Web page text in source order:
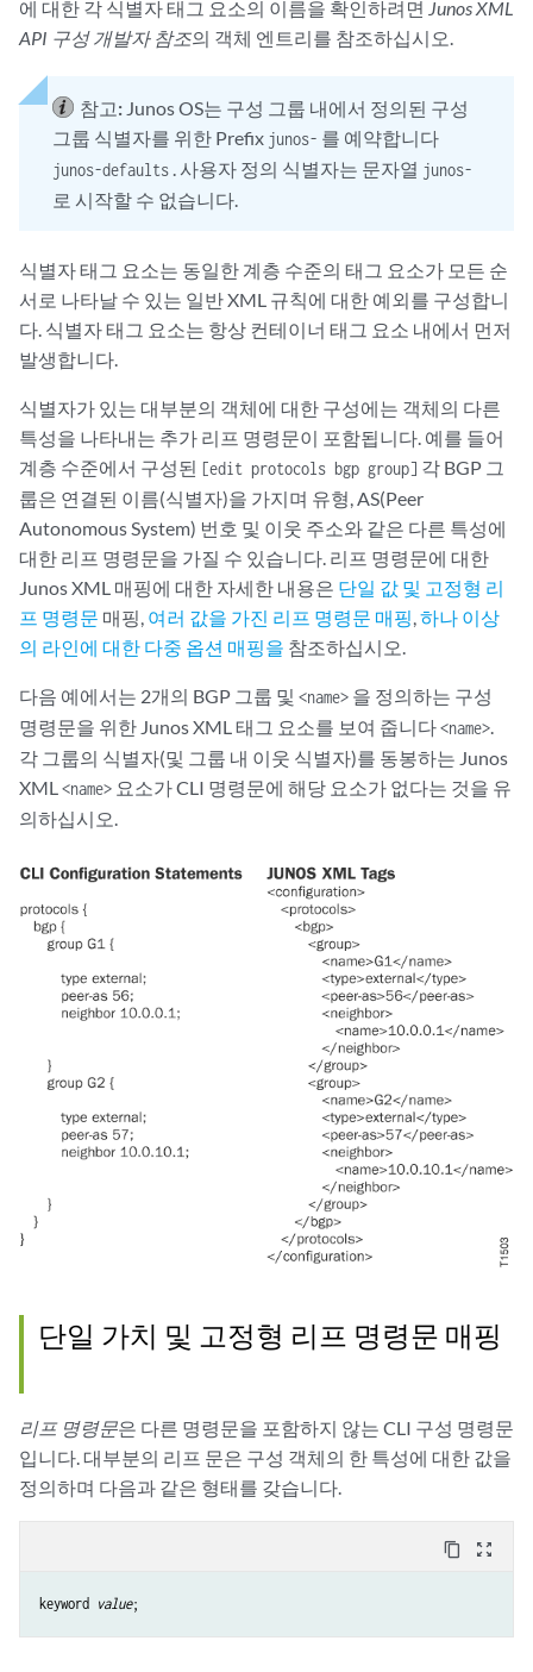
에 대한 각 식별자 태그 요소의 이름을 확인하려면 Junos XML
API 구성 개발자 참조의 객체 엔트리를 참조하십시오.
참고: Junos OS는 구성 그룹 내에서 정의된 구성
그룹 식별자를 위한 Prefix junos- 를 예약합니다
junos-defaults . 사용자 정의 식별자는 문자열 junos-
로 시작할 수 없습니다.
식별자 태그 요소는 동일한 계층 수준의 태그 요소가 모든 순
서로 나타날 수 있는 일반 XML 규칙에 대한 예외를 구성합니
다. 식별자 태그 요소는 항상 컨테이너 태그 요소 내에서 먼저
발생합니다.
식별자가 있는 대부분의 객체에 대한 구성에는 객체의 다른
특성을 나타내는 추가 리프 명령문이 포함됩니다. 예를 들어
계층 수준에서 구성된 [edit protocols bgp group] 각 BGP 그
룹은 연결된 이름(식별자)을 가지며 유형, AS(Peer
Autonomous System) 번호 및 이웃 주소와 같은 다른 특성에
대한 리프 명령문을 가질 수 있습니다. 리프 명령문에 대한
Junos XML 매핑에 대한 자세한 내용은 단일 값 및 고정형 리
프 명령문 매핑, 여러 값을 가진 리프 명령문 매핑 하나 이상
의 라인에 대한 다중 옵션 매핑을 참조하십시오.
다음 예에서는 2개의 BGP 그룹 및 <name> 을 정의하는 구성
명령문을 위한 Junos XML 태그 요소를 보여 줍니다<name>
각 그룹의 식별자(및 그룹 내 이웃 식별자)를 동봉하는 Junos
XML <name> 요소가 CLI 명령문에 해당 요소가 없다는 것을 유
의하십시오.
단일 가치 및 고정형 리프 명령문 매핑
리프 명령문은 다른 명령문을 포함하지 않는 CLI 구성 명령문
입니다. 대부분의 리프 문은 구성 객체의 한 특성에 대한 값을
정의하며 다음과 같은 형태를 갖습니다.
content_copy zoom_out_map
keyword value